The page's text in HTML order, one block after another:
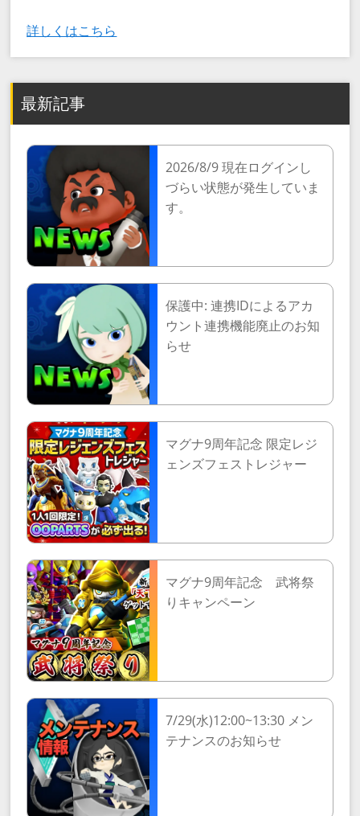
詳しくはこちら
最新記事
2026/8/9 現在ログインし
づらい状態が発生していま
す。
保護中: 連携IDによるアカ
ウント連携機能廃止のお知
らせ
マグナ9周年記念 限定レジ
ェンズフェストレジャー
マグナ9周年記念 武将祭
りキャンペーン
7/29(水)12:00~13:30 メン
テナンスのお知らせ